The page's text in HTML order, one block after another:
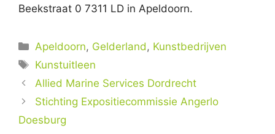
Beekstraat 0 7311 LD in Apeldoorn.
Categorieën
Apeldoorn, Gelderland , Kunstbedrijven
Tags
Kunstuitleen
Allied Marine Services Dordrecht
Stichting Expositiecommissie Angerlo
Doesburg